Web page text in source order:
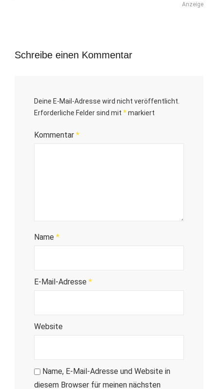
Anzeige
Schreibe einen Kommentar
Deine E-Mail-Adresse wird nicht veröffentlicht.
Erforderliche Felder sind mit *markiert
Kommentar *
Name *
E-Mail-Adresse *
Website
Name, E-Mail-Adresse und Website in
diesem Browser für meinen nächsten